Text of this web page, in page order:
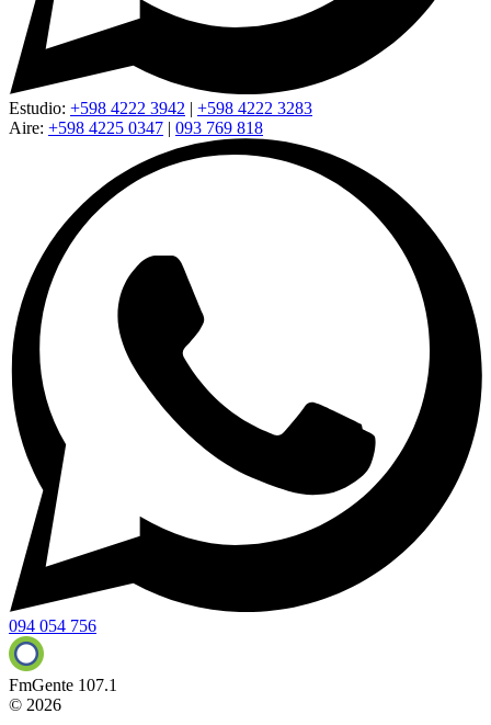
Estudio: +598 4222 3942 | +598 4222 3283
Aire: +598 4225 0347 | 093 769 818
094 054 756
FmGente 107.1
© 2026